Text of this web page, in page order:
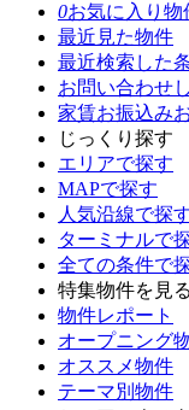
0お気に入り物
最近見た物件
最近検索した
お問い合わせ
家賃お振込み
じっくり探す
エリアで探す
MAPで探す
人気沿線で探
ターミナルで
全ての条件で
特集物件を見る
物件レポート
オープニング
オススメ物件
テーマ別物件